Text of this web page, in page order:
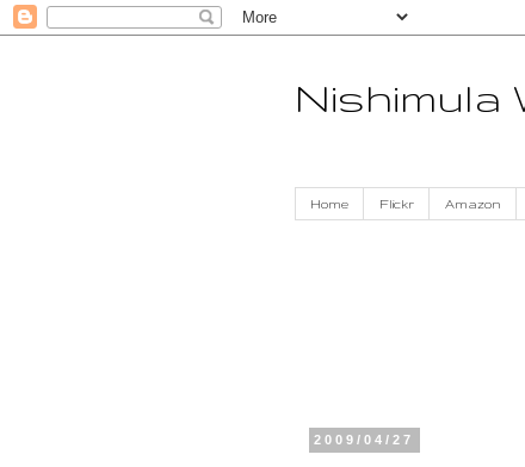
Nishimula
Home Flickr Amazon
2009/04/27